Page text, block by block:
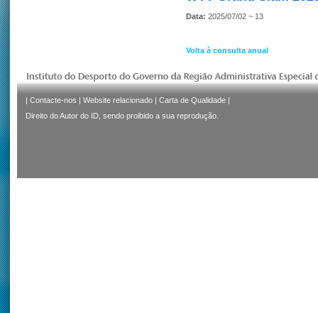
Data: 2025/07/02 ~ 13
Volta à consulta anual
| Contacte-nos | Website relacionado | Carta de Qualidade |
Direito do Autor do ID, sendo proibido a sua reprodução.